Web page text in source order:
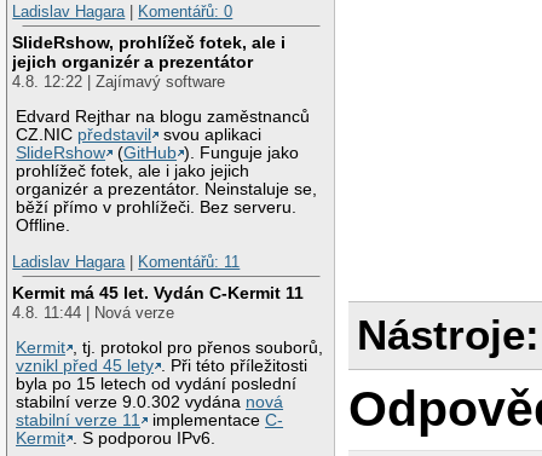
Ladislav Hagara | Komentářů: 0
SlideRshow, prohlížeč fotek, ale i
jejich organizér a prezentátor
4.8. 12:22 | Zajímavý software
Edvard Rejthar na blogu zaměstnanců
CZ.NIC představil
svou aplikaci
SlideRshow
(GitHub ). Funguje jako
prohlížeč fotek, ale i jako jejich
organizér a prezentátor. Neinstaluje se,
běží přímo v prohlížeči. Bez serveru.
Offline.
Ladislav Hagara | Komentářů: 11
Kermit má 45 let. Vydán C-Kermit 11
4.8. 11:44 | Nová verze
Kermit , tj. protokol pro přenos souborů,
vznikl před 45 lety . Při této příležitosti
byla po 15 letech od vydání poslední
stabilní verze 9.0.302 vydána nová
stabilní verze 11
implementaceC-
Kermit . S podporou IPv6.
Nástroje: